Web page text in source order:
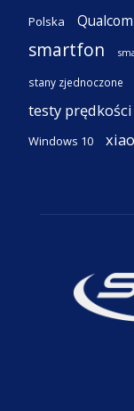
Polska
smartfon
stany zjednoczone
testy prędkości
Windows 10